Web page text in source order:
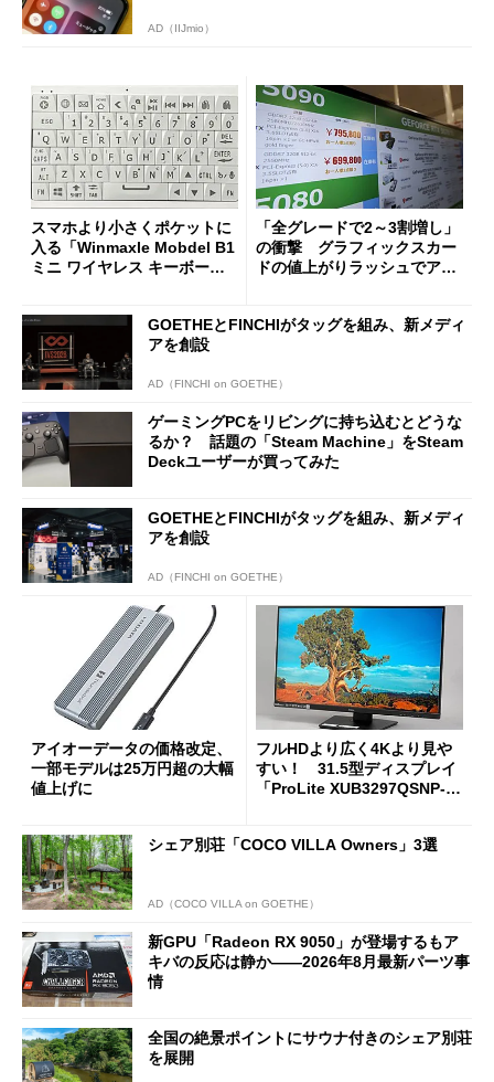
AD（IIJmio）
スマホより小さくポケットに
入る「Winmaxle Mobdel B1
ミニ ワイヤレス キーボー
「全グレードで2～3割増し」
の衝撃 グラフィックスカー
ドの値上がりラッシュでアキ
GOETHEとFINCHIがタッグを組み、新メディ
アを創設
AD（FINCHI on GOETHE）
ゲーミングPCをリビングに持ち込むとどうな
るか？ 話題の「Steam Machine」をSteam
Deckユーザーが買ってみた
GOETHEとFINCHIがタッグを組み、新メディ
アを創設
AD（FINCHI on GOETHE）
アイオーデータの価格改定、
一部モデルは25万円超の大幅
値上げに
フルHDより広く4Kより見や
すい！ 31.5型ディスプレイ
「ProLite XUB3297QSNP-B
シェア別荘「COCO VILLA Owners」3選
AD（COCO VILLA on GOETHE）
新GPU「Radeon RX 9050」が登場するもア
キバの反応は静か――2026年8月最新パーツ事
情
全国の絶景ポイントにサウナ付きのシェア別荘
を展開